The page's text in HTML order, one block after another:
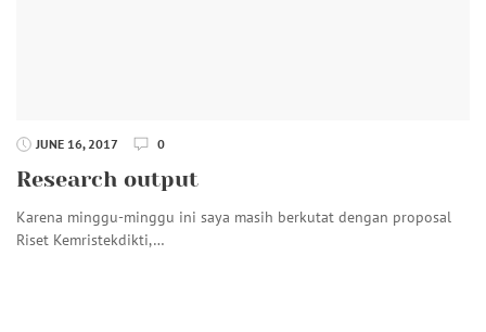
JUNE 16, 2017 0
Research output
Karena minggu-minggu ini saya masih berkutat dengan proposal
Riset Kemristekdikti,…